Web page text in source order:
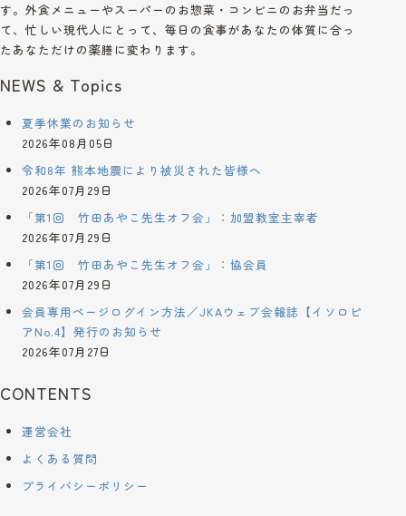
す。外食メニューやスーパーのお惣菜・コンビニのお弁当だっ
て、忙しい現代人にとって、毎日の食事があなたの体質に合っ
たあなただけの薬膳に変わります。
NEWS & Topics
夏季休業のお知らせ
2026年08月05日
令和8年 熊本地震により被災された皆様へ
2026年07月29日
「第1回 竹田あやこ先生オフ会」：加盟教室主宰者
2026年07月29日
「第1回 竹田あやこ先生オフ会」：協会員
2026年07月29日
会員専用ページログイン方法／JKAウェブ会報誌【イソロピ
アNo.4】発行のお知らせ
2026年07月27日
CONTENTS
運営会社
よくある質問
プライバシーポリシー